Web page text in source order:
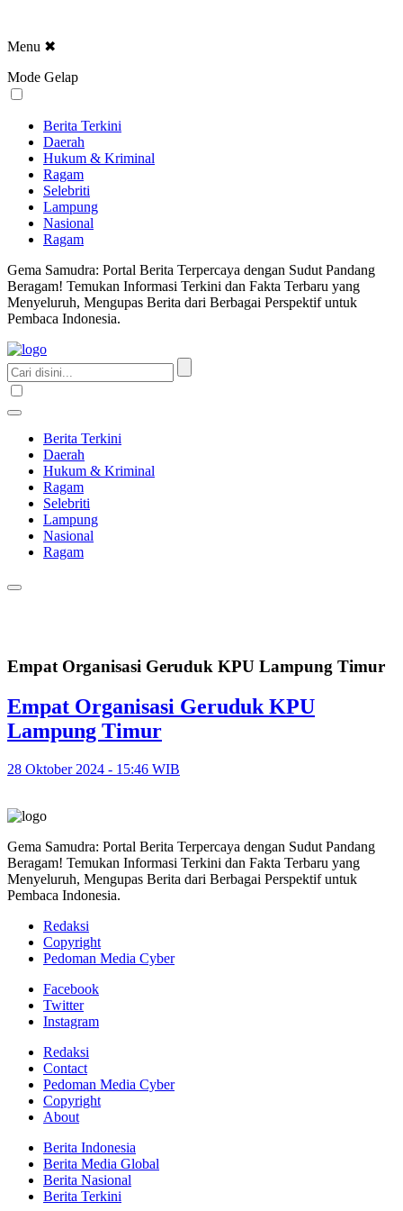
Menu ✖
Mode Gelap
Berita Terkini
Daerah
Hukum & Kriminal
Ragam
Selebriti
Lampung
Nasional
Ragam
Gema Samudra: Portal Berita Terpercaya dengan Sudut Pandang
Beragam! Temukan Informasi Terkini dan Fakta Terbaru yang
Menyeluruh, Mengupas Berita dari Berbagai Perspektif untuk
Pembaca Indonesia.
Berita Terkini
Daerah
Hukum & Kriminal
Ragam
Selebriti
Lampung
Nasional
Ragam
Empat Organisasi Geruduk KPU Lampung Timur
Empat Organisasi Geruduk KPU
Lampung Timur
28 Oktober 2024 - 15:46 WIB
Gema Samudra: Portal Berita Terpercaya dengan Sudut Pandang
Beragam! Temukan Informasi Terkini dan Fakta Terbaru yang
Menyeluruh, Mengupas Berita dari Berbagai Perspektif untuk
Pembaca Indonesia.
Redaksi
Copyright
Pedoman Media Cyber
Facebook
Twitter
Instagram
Redaksi
Contact
Pedoman Media Cyber
Copyright
About
Berita Indonesia
Berita Media Global
Berita Nasional
Berita Terkini